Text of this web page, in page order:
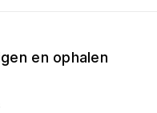
en ophalen